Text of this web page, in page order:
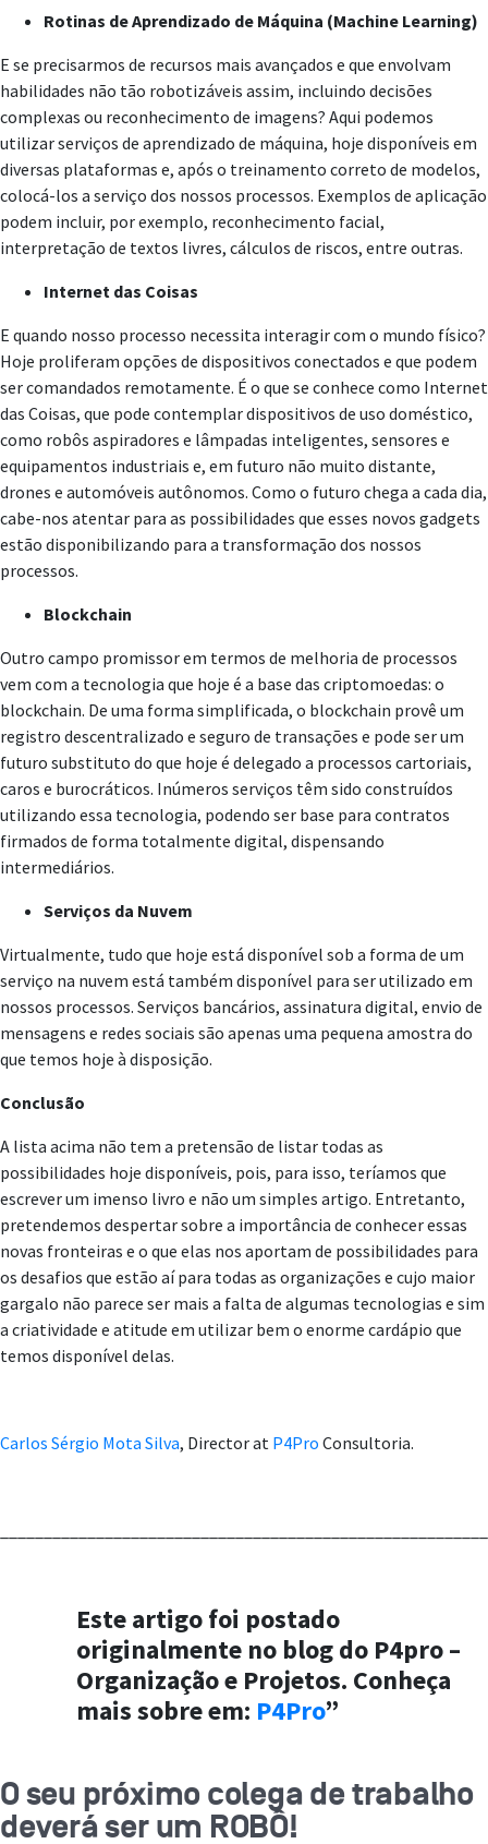
Rotinas de Aprendizado de Máquina (Machine Learning)
E se precisarmos de recursos mais avançados e que envolvam
habilidades não tão robotizáveis assim, incluindo decisões
complexas ou reconhecimento de imagens? Aqui podemos
utilizar serviços de aprendizado de máquina, hoje disponíveis em
diversas plataformas e, após o treinamento correto de modelos,
colocá-los a serviço dos nossos processos. Exemplos de aplicação
podem incluir, por exemplo, reconhecimento facial,
interpretação de textos livres, cálculos de riscos, entre outras.
Internet das Coisas
E quando nosso processo necessita interagir com o mundo físico?
Hoje proliferam opções de dispositivos conectados e que podem
ser comandados remotamente. É o que se conhece como Internet
das Coisas, que pode contemplar dispositivos de uso doméstico,
como robôs aspiradores e lâmpadas inteligentes, sensores e
equipamentos industriais e, em futuro não muito distante,
drones e automóveis autônomos. Como o futuro chega a cada dia,
cabe-nos atentar para as possibilidades que esses novos gadgets
estão disponibilizando para a transformação dos nossos
processos.
Blockchain
Outro campo promissor em termos de melhoria de processos
vem com a tecnologia que hoje é a base das criptomoedas: o
blockchain. De uma forma simplificada, o blockchain provê um
registro descentralizado e seguro de transações e pode ser um
futuro substituto do que hoje é delegado a processos cartoriais,
caros e burocráticos. Inúmeros serviços têm sido construídos
utilizando essa tecnologia, podendo ser base para contratos
firmados de forma totalmente digital, dispensando
intermediários.
Serviços da Nuvem
Virtualmente, tudo que hoje está disponível sob a forma de um
serviço na nuvem está também disponível para ser utilizado em
nossos processos. Serviços bancários, assinatura digital, envio de
mensagens e redes sociais são apenas uma pequena amostra do
que temos hoje à disposição.
Conclusão
A lista acima não tem a pretensão de listar todas as
possibilidades hoje disponíveis, pois, para isso, teríamos que
escrever um imenso livro e não um simples artigo. Entretanto,
pretendemos despertar sobre a importância de conhecer essas
novas fronteiras e o que elas nos aportam de possibilidades para
os desafios que estão aí para todas as organizações e cujo maior
gargalo não parece ser mais a falta de algumas tecnologias e sim
a criatividade e atitude em utilizar bem o enorme cardápio que
temos disponível delas.
Carlos Sérgio Mota Silva, Director at P4Pro Consultoria.
Este artigo foi postado
originalmente no blog do P4pro –
Organização e Projetos. Conheça
mais sobre em: P4Pro”
O seu próximo colega de trabalho
deverá ser um ROBÔ!